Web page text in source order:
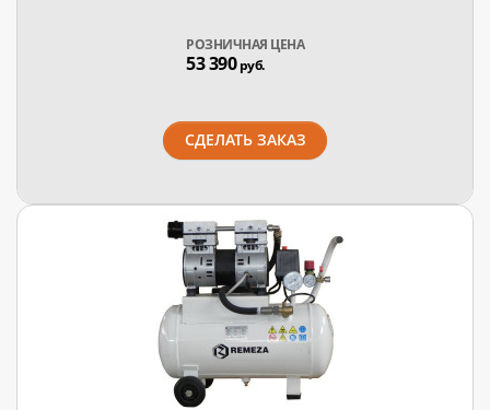
РОЗНИЧНАЯ ЦЕНА
53 390руб.
СДЕЛАТЬ ЗАКАЗ